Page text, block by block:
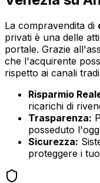
La compravendita di
privati è una delle
portale. Grazie
che l'acquirente
rispetto ai canali
Risparmio
ricarichi di
Trasparenza:
posseduto
Sicurezza:
proteggere i